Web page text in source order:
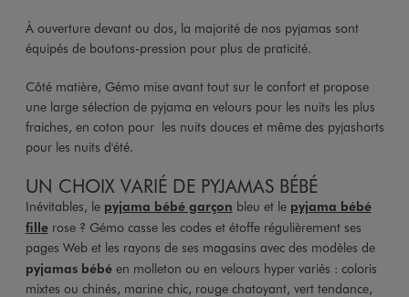
À ouverture devant ou dos, la majorité de nos pyjamas sont
équipés de boutons-pression pour plus de praticité.
Côté matière, Gémo mise avant tout sur le confort et propose
une large sélection de pyjama en velours pour les nuits les plus
fraiches, en coton pour les nuits douces et même des pyjashorts
pour les nuits d'été.
UN CHOIX VARIÉ DE PYJAMAS BÉBÉ
Inévitables, le pyjama bébé garçon bleu et le pyjama bébé
fillerose ? Gémo casse les codes et étoffe régulièrement ses
pages Web et les rayons de ses magasins avec des modèles de
pyjamas bébéen molleton ou en velours hyper variés : coloris
mixtes ou chinés, marine chic, rouge chatoyant, vert tendance,